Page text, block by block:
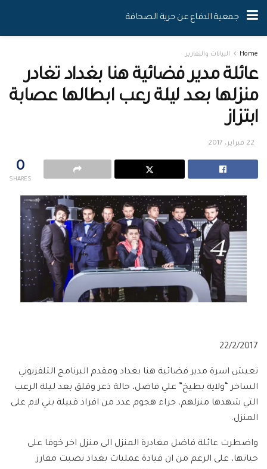
جمعية الدفاع عن حرية الصحافة
Home البيانات والتقارير
عائلة مدير فضائية هنا بغداد تغادر
منزلها بعد ليلة رعب ابطالها عصابة
ابتزاز
22 فبراير، 2017
0
SHARES
22/2/2017
تعيش اسرة مدير فضائية هنا بغداد ومقدم البرنامج التلفزيوني
الساخر “ولاية بطيخ” علي فاضل، حالة ذعر وقلق بعد ليلة الرعب
التي شهدها منزلهم، جراء هجوم عدد من افراد قبيلة بني لام على
المنزل.
واضطرت عائلة فاضل مغادرة المنزل الى منزل اخر خوفا على
حياتها، على الرغم من ان قيادة عمليات بغداد نصبت مفارز